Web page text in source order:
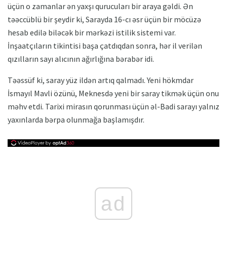
üçün o zamanlar ən yaxşı qurucuları bir araya gəldi. Ən
təəccüblü bir şeydir ki, Sarayda 16-cı əsr üçün bir möcüzə
hesab edilə biləcək bir mərkəzi istilik sistemi var.
İnşaatçıların tikintisi başa çatdıqdan sonra, hər il verilən
qızılların sayı alıcının ağırlığına bərabər idi.
Təəssüf ki, saray yüz ildən artıq qalmadı. Yeni hökmdar
İsmayıl Mavli özünü, Meknesdə yeni bir saray tikmək üçün onu
məhv etdi. Tarixi mirasın qorunması üçün əl-Badi sarayı yalnız
yaxınlarda bərpa olunmağa başlamışdır.
ad